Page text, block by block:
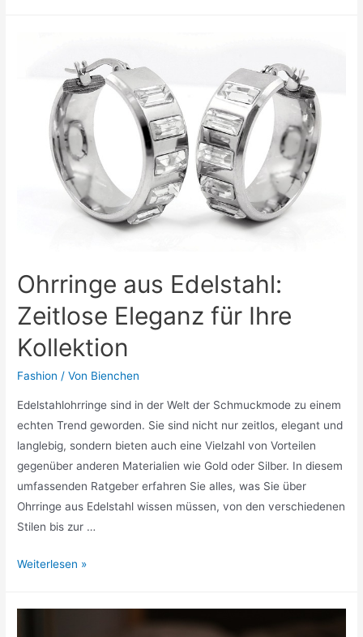
Ohrringe aus Edelstahl:
Zeitlose Eleganz für Ihre
Kollektion
Fashion / Von Bienchen
Edelstahlohrringe sind in der Welt der Schmuckmode zu einem
echten Trend geworden. Sie sind nicht nur zeitlos, elegant und
langlebig, sondern bieten auch eine Vielzahl von Vorteilen
gegenüber anderen Materialien wie Gold oder Silber. In diesem
umfassenden Ratgeber erfahren Sie alles, was Sie über
Ohrringe aus Edelstahl wissen müssen, von den verschiedenen
Stilen bis zur …
Ohrringe
Weiterlesen »